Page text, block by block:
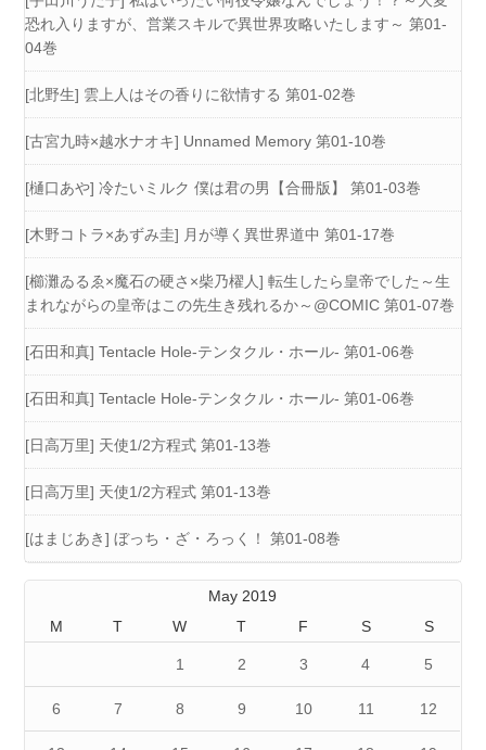
恐れ入りますが、営業スキルで異世界攻略いたします～ 第01-
04巻
[北野生] 雲上人はその香りに欲情する 第01-02巻
[古宮九時×越水ナオキ] Unnamed Memory 第01-10巻
[樋口あや] 冷たいミルク 僕は君の男【合冊版】 第01-03巻
[木野コトラ×あずみ圭] 月が導く異世界道中 第01-17巻
[櫛灘ゐるゑ×魔石の硬さ×柴乃櫂人] 転生したら皇帝でした～生
まれながらの皇帝はこの先生き残れるか～@COMIC 第01-07巻
[石田和真] Tentacle Hole-テンタクル・ホール- 第01-06巻
[石田和真] Tentacle Hole-テンタクル・ホール- 第01-06巻
[日高万里] 天使1/2方程式 第01-13巻
[日高万里] 天使1/2方程式 第01-13巻
[はまじあき] ぼっち・ざ・ろっく！ 第01-08巻
May 2019
M
T W T F S S
1 2 3 4 5
6 7 8 9 10 11 12